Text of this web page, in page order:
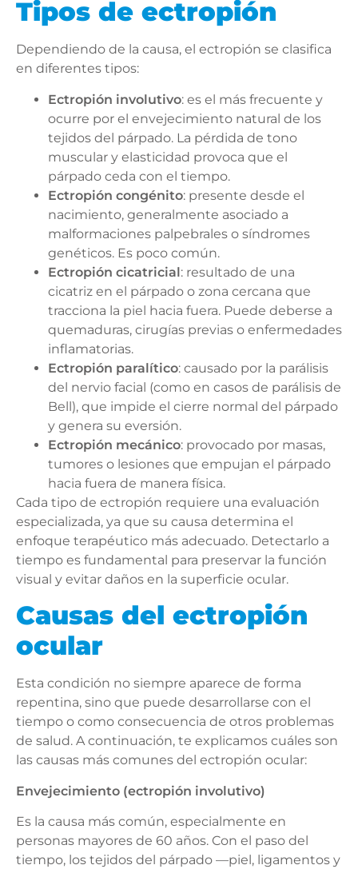
Tipos de ectropión
Dependiendo de la causa, el ectropión se clasifica
en diferentes tipos:
Ectropión involutivo: es el más frecuente y
ocurre por el envejecimiento natural de los
tejidos del párpado. La pérdida de tono
muscular y elasticidad provoca que el
párpado ceda con el tiempo.
Ectropión congénito: presente desde el
nacimiento, generalmente asociado a
malformaciones palpebrales o síndromes
genéticos. Es poco común.
Ectropión cicatricial: resultado de una
cicatriz en el párpado o zona cercana que
tracciona la piel hacia fuera. Puede deberse a
quemaduras, cirugías previas o enfermedades
inflamatorias.
Ectropión paralítico: causado por la parálisis
del nervio facial (como en casos de parálisis de
Bell), que impide el cierre normal del párpado
y genera su eversión.
Ectropión mecánico: provocado por masas,
tumores o lesiones que empujan el párpado
hacia fuera de manera física.
Cada tipo de ectropión requiere una evaluación
especializada, ya que su causa determina el
enfoque terapéutico más adecuado. Detectarlo a
tiempo es fundamental para preservar la función
visual y evitar daños en la superficie ocular.
Causas del ectropión
ocular
Esta condición no siempre aparece de forma
repentina, sino que puede desarrollarse con el
tiempo o como consecuencia de otros problemas
de salud. A continuación, te explicamos cuáles son
las causas más comunes del ectropión ocular:
Envejecimiento (ectropión involutivo)
Es la causa más común, especialmente en
personas mayores de 60 años. Con el paso del
tiempo, los tejidos del párpado —piel, ligamentos y